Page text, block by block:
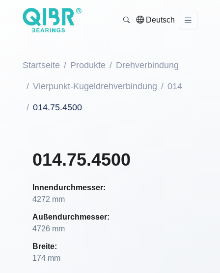
Deutsch
Startseite Produkte Drehverbindung
Vierpunkt-Kugeldrehverbindung 014
014.75.4500
014.75.4500
Innendurchmesser:
4272 mm
Außendurchmesser:
4726 mm
Breite:
174 mm